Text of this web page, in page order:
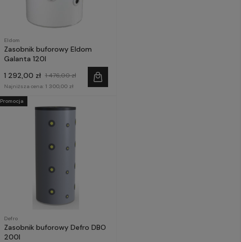
Eldom
Zasobnik buforowy Eldom
Galanta 120l
1 292,00 zł 1 476,00 zł
Najniższa cena: 1 300,00 zł
Defro
Zasobnik buforowy Defro DBO
200l
Promocja